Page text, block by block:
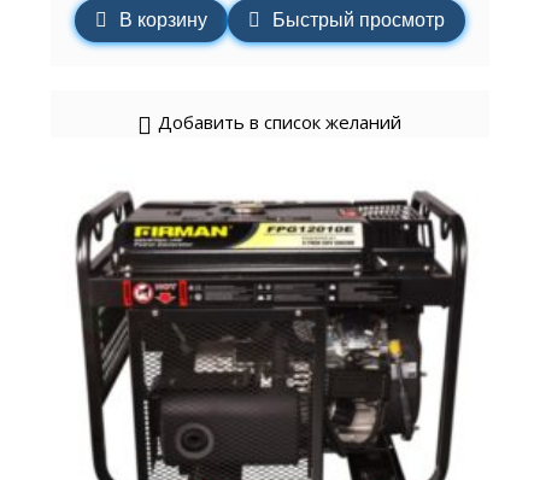
В корзину Быстрый просмотр
Добавить в список желаний